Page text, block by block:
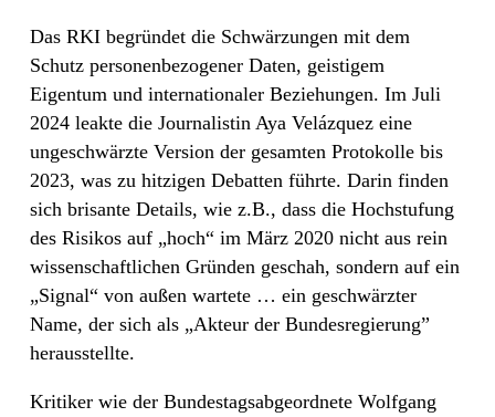
Das RKI begründet die Schwärzungen mit dem
Schutz personenbezogener Daten, geistigem
Eigentum und internationaler Beziehungen. Im Juli
2024 leakte die Journalistin Aya Velázquez eine
ungeschwärzte Version der gesamten Protokolle bis
2023, was zu hitzigen Debatten führte. Darin finden
sich brisante Details, wie z.B., dass die Hochstufung
des Risikos auf „hoch“ im März 2020 nicht aus rein
wissenschaftlichen Gründen geschah, sondern auf ein
„Signal“ von außen wartete … ein geschwärzter
Name, der sich als „Akteur der Bundesregierung”
herausstellte.
Kritiker wie der Bundestagsabgeordnete Wolfgang